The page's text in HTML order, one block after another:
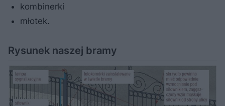
kombinerki
młotek.
Rysunek naszej bramy